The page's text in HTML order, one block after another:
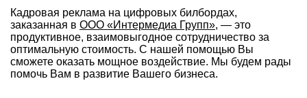
Кадровая реклама на цифровых билбордах,
заказанная в ООО «Интермедиа Групп», — это
продуктивное, взаимовыгодное сотрудничество за
оптимальную стоимость. С нашей помощью Вы
сможете оказать мощное воздействие. Мы будем рады
помочь Вам в развитие Вашего бизнеса.